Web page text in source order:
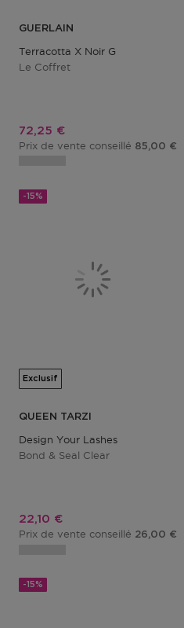
GUERLAIN
Terracotta X Noir G
Le Coffret
Prix promotionnel
72,25 €
Prix de vente conseillé 85,00 €
-15%
Exclusif
QUEEN TARZI
Design Your Lashes
Bond & Seal Clear
Prix promotionnel
22,10 €
Prix de vente conseillé 26,00 €
-15%